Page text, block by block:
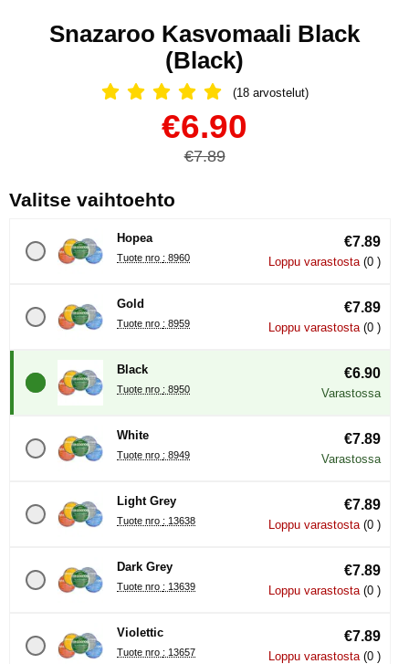
Snazaroo Kasvomaali Black
(Black)
Arvostelu: 5 Tähdet, Ohita kaikki
(18 arvostelut)
uusi hinta
€6.90
vanha hinta
€7.89
Valitse vaihtoehto
Hopea
Tuote nro : 8960
€7.89
Loppu varastosta (0 )
Gold
Tuote nro : 8959
€7.89
Loppu varastosta (0 )
Black
Tuote nro : 8950
€6.90
Varastossa
White
Tuote nro : 8949
€7.89
Varastossa
Light Grey
Tuote nro : 13638
€7.89
Loppu varastosta (0 )
Dark Grey
Tuote nro : 13639
€7.89
Loppu varastosta (0 )
Violettic
Tuote nro : 13657
€7.89
Loppu varastosta (0 )